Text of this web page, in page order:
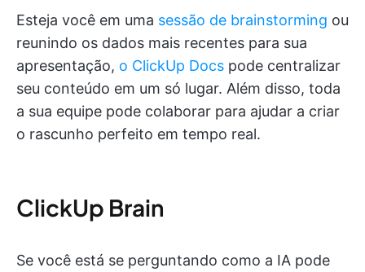
Esteja você em uma sessão de brainstorming ou
reunindo os dados mais recentes para sua
apresentação, o ClickUp Docs pode centralizar
seu conteúdo em um só lugar. Além disso, toda
a sua equipe pode colaborar para ajudar a criar
o rascunho perfeito em tempo real.
ClickUp Brain
Se você está se perguntando como a IA pode